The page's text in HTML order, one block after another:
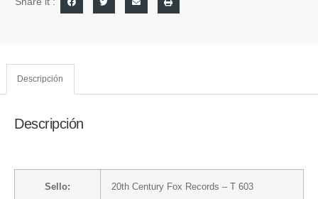
Descripción
Descripción
Sello: 20th Century Fox Records – T 603